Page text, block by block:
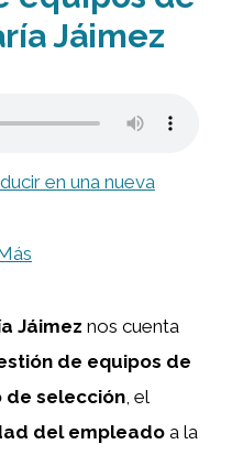
Jáimez
en una nueva
Jáimez nos cuenta
de equipos de
de selección, el
del empleado a la